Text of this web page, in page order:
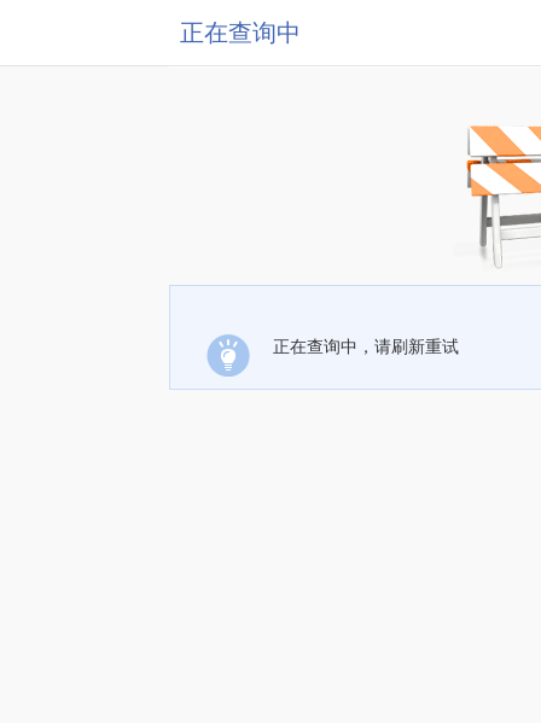
正在查询中
正在查询中，请刷新重试